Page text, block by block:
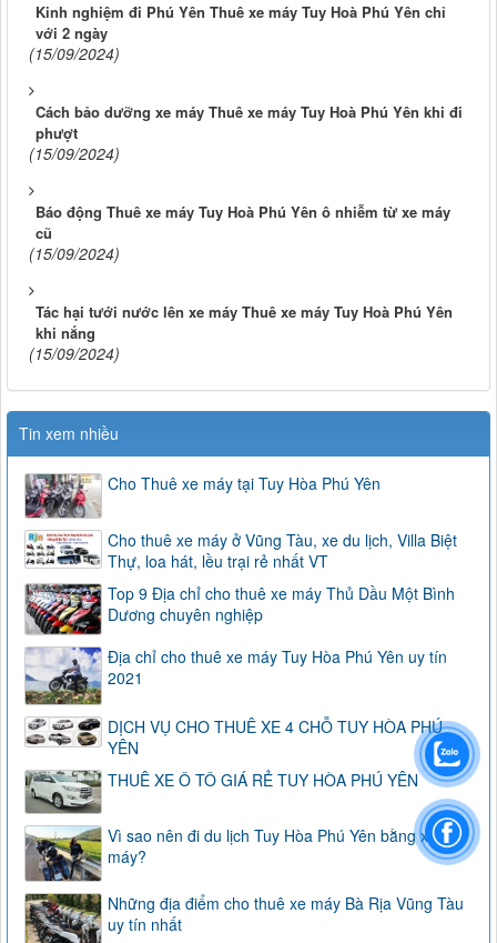
Kinh nghiệm đi Phú Yên Thuê xe máy Tuy Hoà Phú Yên chỉ
với 2 ngày
(15/09/2024)
Cách bảo dưỡng xe máy Thuê xe máy Tuy Hoà Phú Yên khi đi
phượt
(15/09/2024)
Báo động Thuê xe máy Tuy Hoà Phú Yên ô nhiễm từ xe máy
cũ
(15/09/2024)
Tác hại tưới nước lên xe máy Thuê xe máy Tuy Hoà Phú Yên
khi nắng
(15/09/2024)
Tin xem nhiều
Cho Thuê xe máy tại Tuy Hòa Phú Yên
Cho thuê xe máy ở Vũng Tàu, xe du lịch, Villa Biệt
Thự, loa hát, lều trại rẻ nhất VT
Top 9 Địa chỉ cho thuê xe máy Thủ Dầu Một Bình
Dương chuyên nghiệp
Địa chỉ cho thuê xe máy Tuy Hòa Phú Yên uy tín
2021
DỊCH VỤ CHO THUÊ XE 4 CHỖ TUY HÒA PHÚ
YÊN
THUÊ XE Ô TÔ GIÁ RẺ TUY HÒA PHÚ YÊN
Vì sao nên đi du lịch Tuy Hòa Phú Yên bằng xe
máy?
Những địa điểm cho thuê xe máy Bà Rịa Vũng Tàu
uy tín nhất